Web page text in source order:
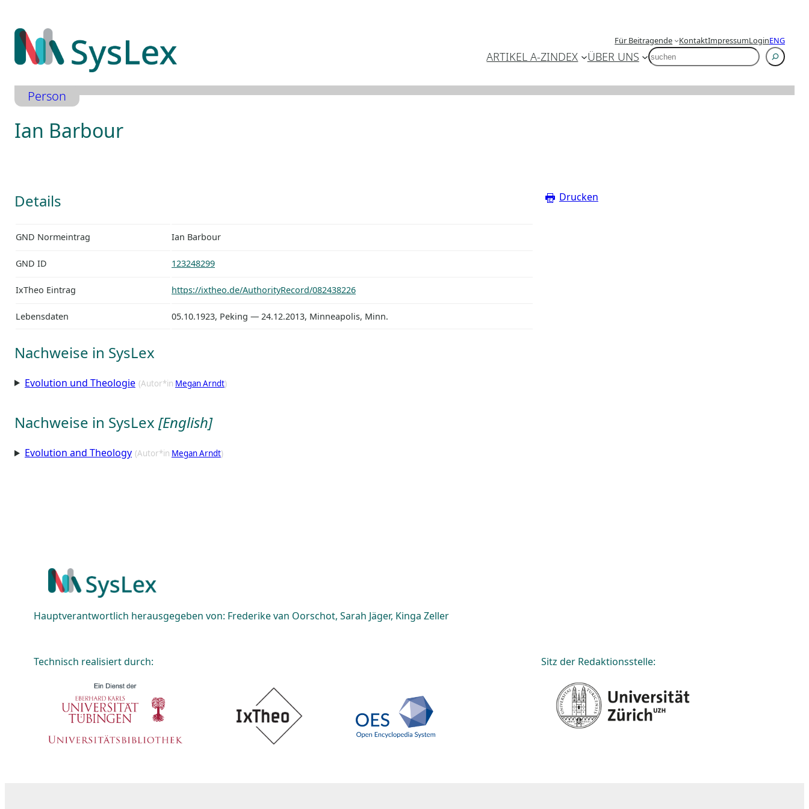
Inhalt
springen
Für Beitragende KontaktImpressumLoginENG
ARTIKEL A-ZINDEX ÜBER UNS SUCHEN
Person
Ian Barbour
Details
GND Normeintrag Ian Barbour
GND ID 123248299
IxTheo Eintrag https://ixtheo.de/AuthorityRecord/082438226
Lebensdaten 05.10.1923, Peking — 24.12.2013, Minneapolis, Minn.
Nachweise in SysLex
Evolution und Theologie (Autor*in Megan Arndt)
Nachweise in SysLex [English]
Evolution and Theology (Autor*in Megan Arndt)
Drucken
Hauptverantwortlich herausgegeben von: Frederike van Oorschot, Sarah Jäger, Kinga Zeller
Technisch realisiert durch: Sitz der Redaktionsstelle: